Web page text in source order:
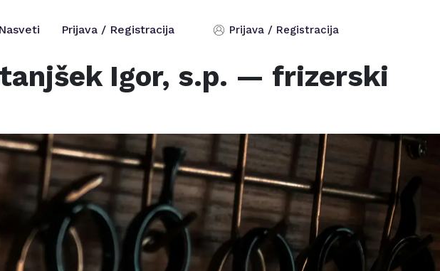
Nasveti Prijava / Registracija Prijava / Registracija
Igor, s.p. — frizerski